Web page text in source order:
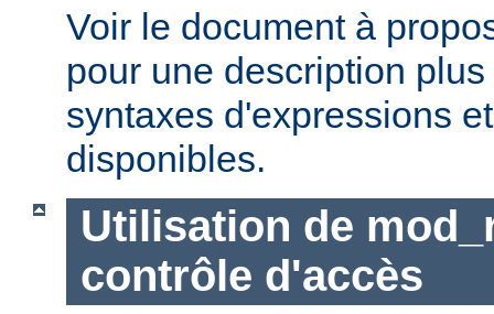
Voir le document à
pour une description
syntaxes d'expressions
disponibles.
Utilisation de
contrôle d'accès